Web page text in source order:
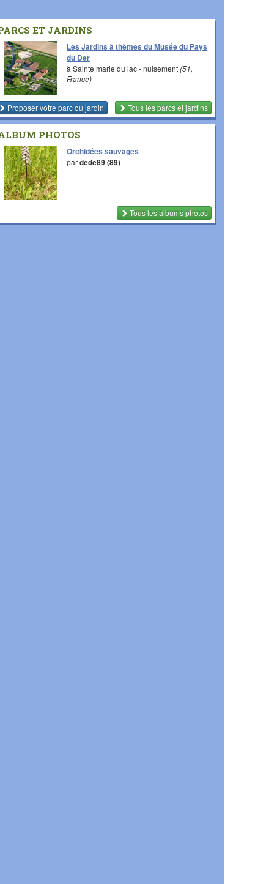
ET JARDINS
Les Jardins à thèmes du Musée du Pays
du Der
à Sainte marie du lac - nuisement(51,
France)
Proposer votre parc ou jardin Tous les parcs et jardins
PHOTOS
Orchidées sauvages
pardede89 (89)
Tous les albums photos